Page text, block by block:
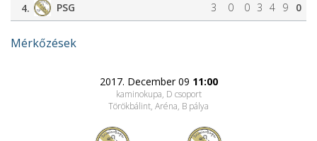
4.
PSG 3 0 0 3 4 9 0
Mérkőzések
2017. December 09 11:00
kaminokupa, D csoport
Törökbálint, Aréna, B pálya